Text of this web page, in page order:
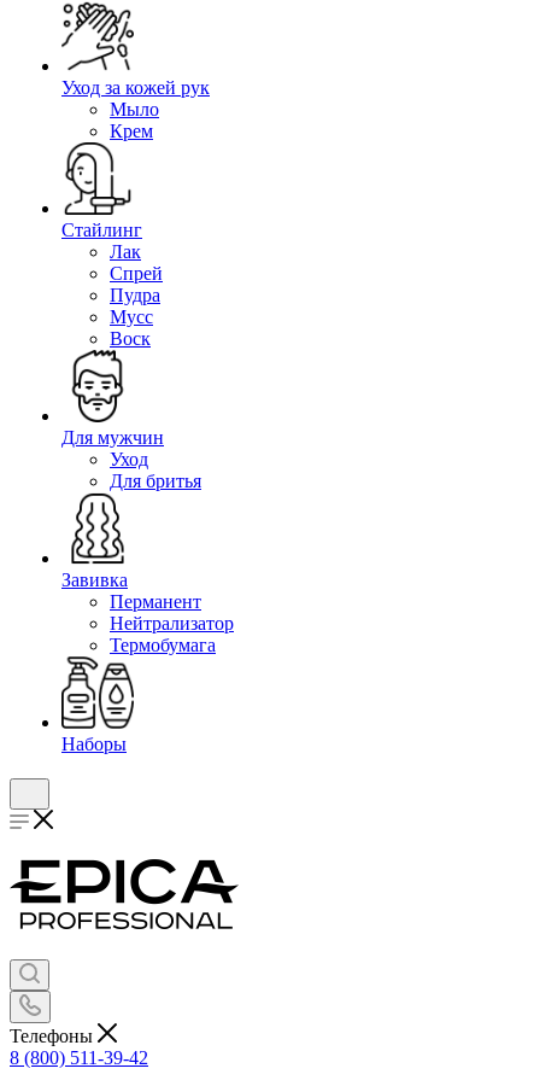
Уход за кожей рук
Мыло
Крем
Стайлинг
Лак
Спрей
Пудра
Мусс
Воск
Для мужчин
Уход
Для бритья
Завивка
Перманент
Нейтрализатор
Термобумага
Наборы
Телефоны
8 (800) 511-39-42